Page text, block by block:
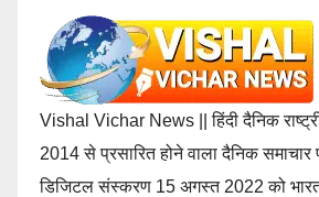
Vishal Vichar News || हिंदी दैनिक
2014 से प्रसारित होने वाला दैनिक
डिजिटल संस्करण 15 अगस्त 2022 को